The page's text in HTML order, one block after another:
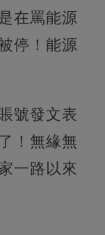
在罵能源
停！能源
號發文表
！無緣無
一路以來